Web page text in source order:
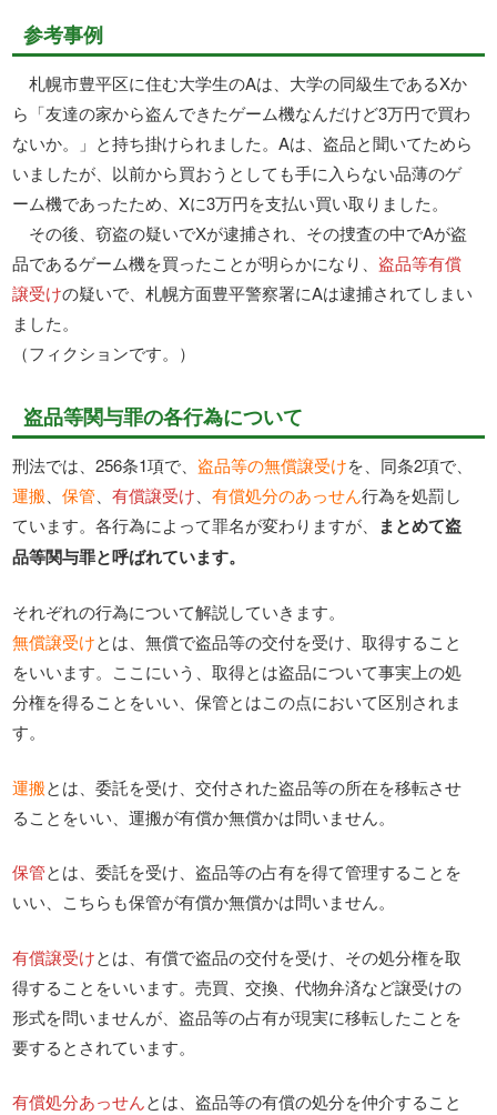
参考事例
札幌市豊平区に住む大学生のAは、大学の同級生であるXか
ら「友達の家から盗んできたゲーム機なんだけど3万円で買わ
ないか。」と持ち掛けられました。Aは、盗品と聞いてためら
いましたが、以前から買おうとしても手に入らない品薄のゲ
ーム機であったため、Xに3万円を支払い買い取りました。
その後、窃盗の疑いでXが逮捕され、その捜査の中でAが盗
品であるゲーム機を買ったことが明らかになり、 盗品等有償
譲受けの疑いで、札幌方面豊平警察署にAは逮捕されてしまい
ました。
（フィクションです。）
盗品等関与罪の各行為について
刑法では、256条1項で、盗品等の無償譲受けを、同条2項で、
運搬 、保管 、有償譲受け 、有償処分のあっせん行為を処罰し
ています。各行為によって罪名が変わりますが、
まとめて盗
品等関与罪と呼ばれています。
それぞれの行為について解説していきます。
無償譲受けとは、無償で盗品等の交付を受け、取得すること
をいいます。ここにいう、取得とは盗品について事実上の処
分権を得ることをいい、保管とはこの点において区別されま
す。
運搬とは、委託を受け、交付された盗品等の所在を移転させ
ることをいい、運搬が有償か無償かは問いません。
保管とは、委託を受け、盗品等の占有を得て管理することを
いい、こちらも保管が有償か無償かは問いません。
有償譲受けとは、有償で盗品の交付を受け、その処分権を取
得することをいいます。売買、交換、代物弁済など譲受けの
形式を問いませんが、盗品等の占有が現実に移転したことを
要するとされています。
有償処分あっせんとは、盗品等の有償の処分を仲介すること